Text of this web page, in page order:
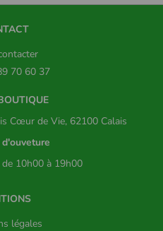
70 60 37
Cœur de Vie, 62100 Calais
10h00 à 19h00
légales